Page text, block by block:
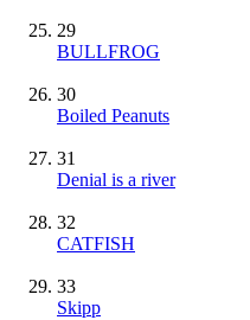
29
BULLFROG
30
Boiled Peanuts
31
Denial is a river
32
CATFISH
33
Skipp